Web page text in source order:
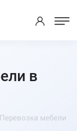
в
мебели